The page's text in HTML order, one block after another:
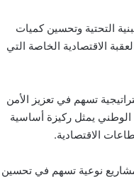
التحتية وتحسين كميات
الاقتصادية الخاصة التي
تسهم في تعزيز الأمن
الوطني يمثل ركيزة أساسية
الاقتصادية.
مشاريع نوعية تسهم في تحسين